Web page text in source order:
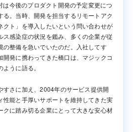
今後のプロダクト開発の予定変更につ
る。当時、開発を担当するリモートアク
クト」を導入したいという問い合わせが
ス感染症の状況を鑑み、多くの企業が従
の整備を急いでいたのだ。入社してす
開発に携わってきた橋口は、マジックコ
うに語る。
すさに加え、2004年のサービス提供開
性能と手厚いサポートを維持してきた実
クに踏み切る企業にとって大きな安心材